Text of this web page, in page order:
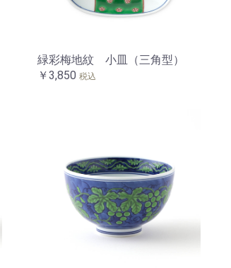
緑彩梅地紋 小皿（三角型）
￥3,850 税込